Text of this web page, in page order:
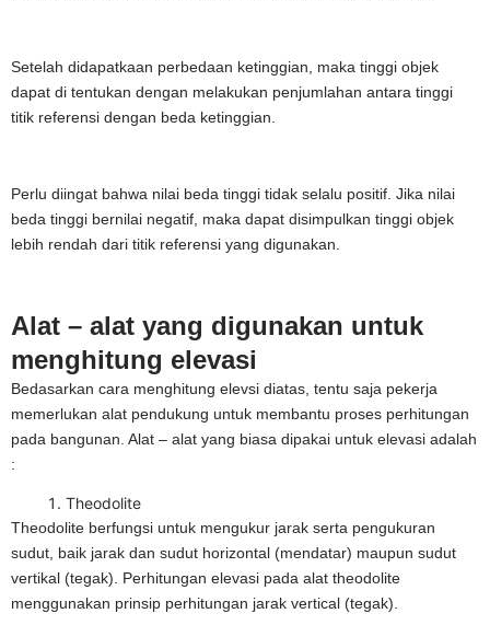
Setelah didapatkaan perbedaan ketinggian, maka tinggi objek
dapat di tentukan dengan melakukan penjumlahan antara tinggi
titik referensi dengan beda ketinggian.
Perlu diingat bahwa nilai beda tinggi tidak selalu positif. Jika nilai
beda tinggi bernilai negatif, maka dapat disimpulkan tinggi objek
lebih rendah dari titik referensi yang digunakan.
Alat – alat yang digunakan untuk
menghitung elevasi
Bedasarkan cara menghitung elevsi diatas, tentu saja pekerja
memerlukan alat pendukung untuk membantu proses perhitungan
pada bangunan. Alat – alat yang biasa dipakai untuk elevasi adalah
:
Theodolite
Theodolite berfungsi untuk mengukur jarak serta pengukuran
sudut, baik jarak dan sudut horizontal (mendatar) maupun sudut
vertikal (tegak). Perhitungan elevasi pada alat theodolite
menggunakan prinsip perhitungan jarak vertical (tegak).